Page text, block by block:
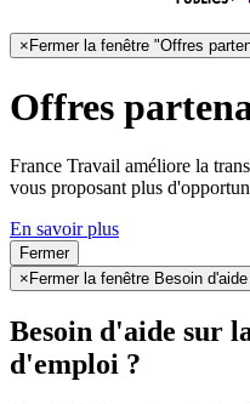
× Fermer la fenêtre "Offres
Offres
France Travail améliore la
vous proposant plus
En savoir plus
Fermer
× Fermer la fenêtre Besoin
Besoin d'aide sur
d'emploi ?